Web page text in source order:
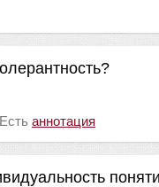
Есть аннотация